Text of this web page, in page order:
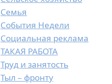
Семья
События Недели
Социальная реклама
ТАКАЯ РАБОТА
Труд и занятость
Тыл – фронту